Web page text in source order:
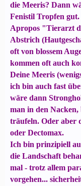
die Meeris? Dann
Fenistil Tropfen gut.
Apropos "Tierarzt
Abstrich
oft von blossem
kommen oft auch
Deine Meeris
ich bin auch fast
wäre dann
man in den Nacken,
träufeln. Oder aber
oder Dectomax.
Ich bin prinzipiell
die Landschaft
mal - trotz allem
vorgehen...